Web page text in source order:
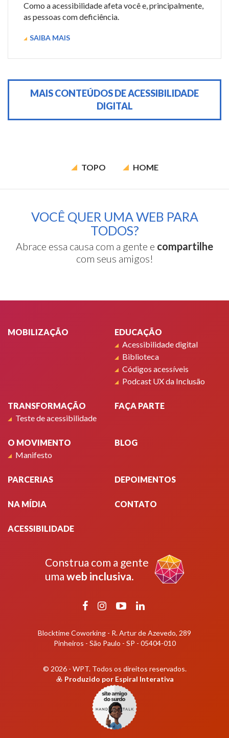
Como a acessibilidade afeta você e, principalmente,
as pessoas com deficiência.
SAIBA MAIS
MAIS CONTEÚDOS DE ACESSIBILIDADE
DIGITAL
TOPO HOME
VOCÊ QUER UMA WEB PARA
TODOS?
Abrace essa causa com a gente e compartilhe
com seus amigos!
MOBILIZAÇÃO
EDUCAÇÃO
Acessibilidade digital
Biblioteca
Códigos acessíveis
Podcast UX da Inclusão
TRANSFORMAÇÃO
Teste de acessibilidade
FAÇA PARTE
O MOVIMENTO
Manifesto
BLOG
PARCERIAS DEPOIMENTOS
NA MÍDIA CONTATO
ACESSIBILIDADE
Construa com a gente
uma web inclusiva.
Facebook
Instagram
YouTubeLinkedIn
Blocktime Coworking - R. Artur de Azevedo, 289
Pinheiros - São Paulo - SP - 05404-010
© 2026 - WPT. Todos os direitos reservados.
Produzido por Espiral Interativa